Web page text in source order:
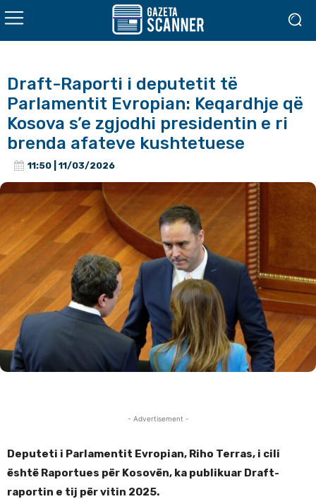
Draft-Raporti i deputetit të
Parlamentit Evropian: Keqardhje që
Kosova s’e zgjodhi presidentin e ri
brenda afateve kushtetuese
11:50 | 11/03/2026
- Advertisement -
Deputeti i Parlamentit Evropian, Riho Terras, i cili
është Raportues për Kosovën, ka publikuar Draft-
raportin e tij për vitin 2025.